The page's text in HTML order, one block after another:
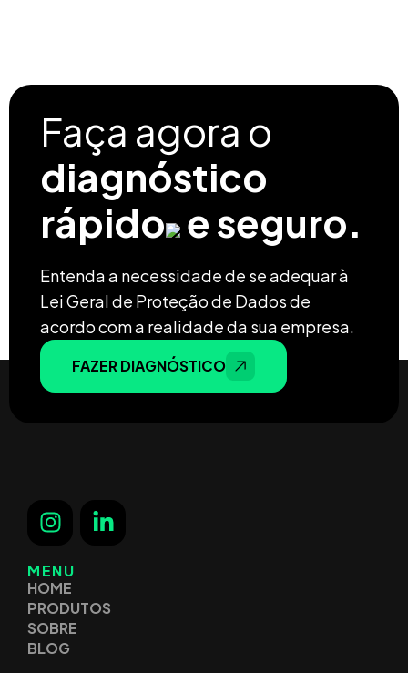
Faça agora o
diagnóstico
rápido e seguro.
Entenda a necessidade de se adequar à
Lei Geral de Proteção de Dados de
acordo com a realidade da sua empresa.
FAZER DIAGNÓSTICO
MENU
HOME
PRODUTOS
SOBRE
BLOG